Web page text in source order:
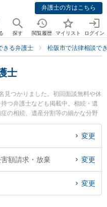
弁護士の方はこちら
探す 閲覧履歴 マイリスト ログイン
きる弁護士 松阪市で法律相談で
士
見つかりました。初回面談無料や休
つ弁護士なども掲載中。相続・遺
の相続、遺産分割等の細かな分野
ップ松阪法律事務所の北野 岳志弁
弁護士法人心 松阪法律事務所の寺
近くの弁護士を検索したい』『初
内の弁護士に相談予約したい』な
変更
額請求・放棄 変更
変更